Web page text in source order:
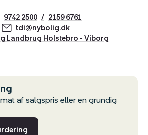
9742 2500
2159 6761
tdi@nybolig.dk
Landbrug Holstebro - Viborg
af salgspris eller en grundig